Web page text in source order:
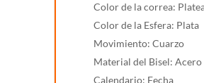
Color de la correa:
Color de la Esfera: Plata
Movimiento: Cuarzo
Material del Bisel: Acero
Calendario: Fecha